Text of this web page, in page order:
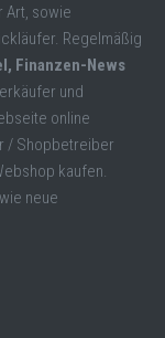
Art, sowie
Regelmäßig
Finanzen-News
und
online
/ Shopbetreiber
kaufen.
neue